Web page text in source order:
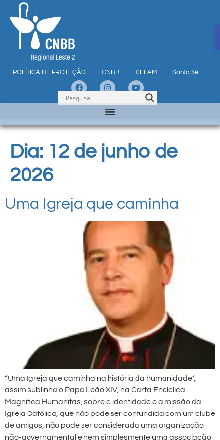
POLÍTICA DE PROTEÇÃO CNBB CELAM Santa Sé
Dia: 12 de junho de
2026
Uma Igreja que caminha
“Uma Igreja que caminha na história da humanidade”,
assim sublinha o Papa Leão XIV, na Carta Encíclica
Magnifica Humanitas, sobre a identidade e a missão da
Igreja Católica, que não pode ser confundida com um clube
de amigos, não pode ser considerada uma organização
não-governamental e nem simplesmente uma associação